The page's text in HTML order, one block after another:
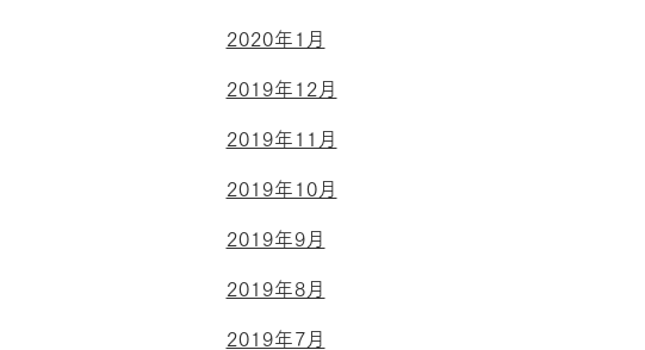
2020年1月
2019年12月
2019年11月
2019年10月
2019年9月
2019年8月
2019年7月